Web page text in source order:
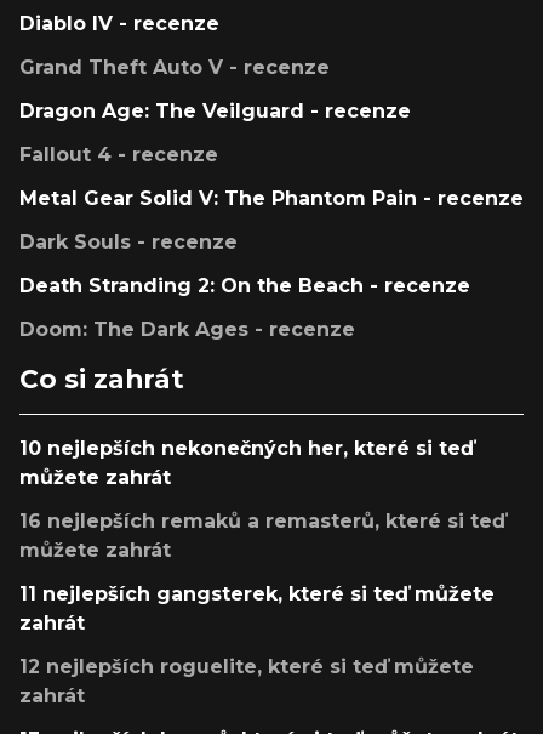
Diablo IV - recenze
Grand Theft Auto V - recenze
Dragon Age: The Veilguard - recenze
Fallout 4 - recenze
Metal Gear Solid V: The Phantom Pain - recenze
Dark Souls - recenze
Death Stranding 2: On the Beach - recenze
Doom: The Dark Ages - recenze
Co si zahrát
10 nejlepších nekonečných her, které si teď
můžete zahrát
16 nejlepších remaků a remasterů, které si teď
můžete zahrát
11 nejlepších gangsterek, které si teď můžete
zahrát
12 nejlepších roguelite, které si teď můžete
zahrát